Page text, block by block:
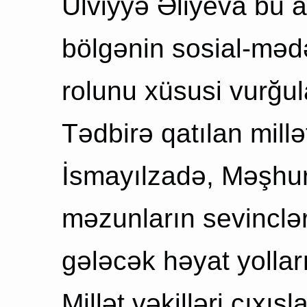
Ülviyyə Əliyeva bu
bölgənin sosial-
rolunu xüsusi
Tədbirə qatılan
İsmayılzadə,
məzunların
gələcək həyat